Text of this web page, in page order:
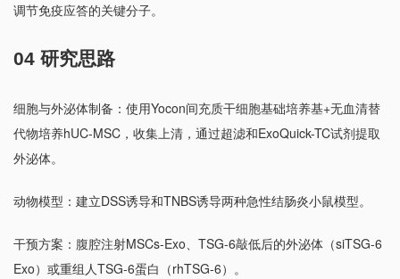
调节免疫应答的关键分子。
04 研究思路
细胞与外泌体制备：使用Yocon间充质干细胞基础培养基+无血清替
代物培养hUC-MSC，收集上清，通过超滤和ExoQuick-TC试剂提取
外泌体。
动物模型：建立DSS诱导和TNBS诱导两种急性结肠炎小鼠模型。
干预方案：腹腔注射MSCs-Exo、TSG-6敲低后的外泌体（siTSG-6
Exo）或重组人TSG-6蛋白（rhTSG-6）。